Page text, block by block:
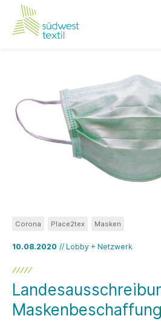
10.08.2020 // Lobby + Netzwerk
Corona Place2tex Masken